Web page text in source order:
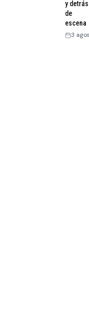
y detrás
de
escena
3